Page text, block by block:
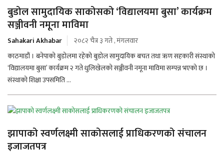
बुडोल सामुदायिक साकोसको ‘विद्यालयमा बुसा’ कार्यक्रम
सञ्जीवनी नमूना माविमा
Sahakari Akhabar
२०८२ चैत्र ३ गते , मंगलवार
काठमाडौं । बनेपाको बुडोलमा रहेको बुडोल सामुदायिक बचत तथा ऋण सहकारी संस्थाको
‘विद्यालयमा बुसा’ कार्यक्रम २ गते धुलिखेलको सञ्जीवनी नमूना माविमा सम्पन्न भएको छ ।
संस्थाको शिक्षा उपसमिति ...
झापाको स्वर्णलक्ष्मी साकोसलाई प्राधिकरणको संचालन
इजाजतपत्र